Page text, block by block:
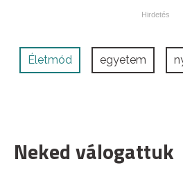
Életmód egyetem
Neked válogattuk